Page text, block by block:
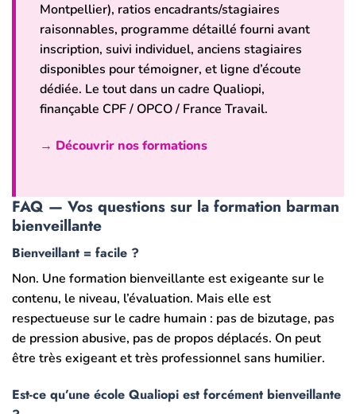
Montpellier), ratios encadrants/stagiaires
raisonnables, programme détaillé fourni avant
inscription, suivi individuel, anciens stagiaires
disponibles pour témoigner, et ligne d’écoute
dédiée. Le tout dans un cadre Qualiopi,
finançable CPF / OPCO / France Travail.
→ Découvrir nos formations
FAQ — Vos questions sur la formation barman
bienveillante
Bienveillant = facile ?
Non. Une formation bienveillante est exigeante sur le
contenu, le niveau, l’évaluation. Mais elle est
respectueuse sur le cadre humain : pas de bizutage, pas
de pression abusive, pas de propos déplacés. On peut
être très exigeant et très professionnel sans humilier.
Est-ce qu’une école Qualiopi est forcément bienveillante